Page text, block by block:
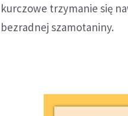
kurczowe trzymanie się
bezradnej szamotaniny.